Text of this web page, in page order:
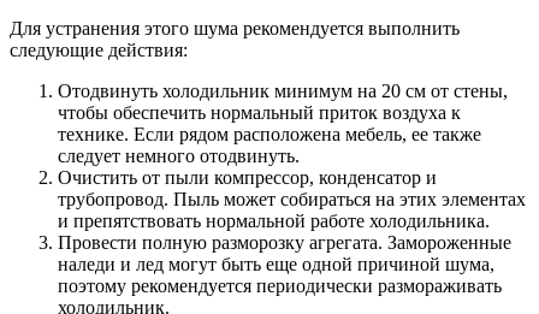
Для устранения этого шума рекомендуется выполнить
следующие действия:
Отодвинуть холодильник минимум на 20 см от стены,
чтобы обеспечить нормальный приток воздуха к
технике. Если рядом расположена мебель, ее также
следует немного отодвинуть.
Очистить от пыли компрессор, конденсатор и
трубопровод. Пыль может собираться на этих элементах
и препятствовать нормальной работе холодильника.
Провести полную разморозку агрегата. Замороженные
наледи и лед могут быть еще одной причиной шума,
поэтому рекомендуется периодически размораживать
холодильник.